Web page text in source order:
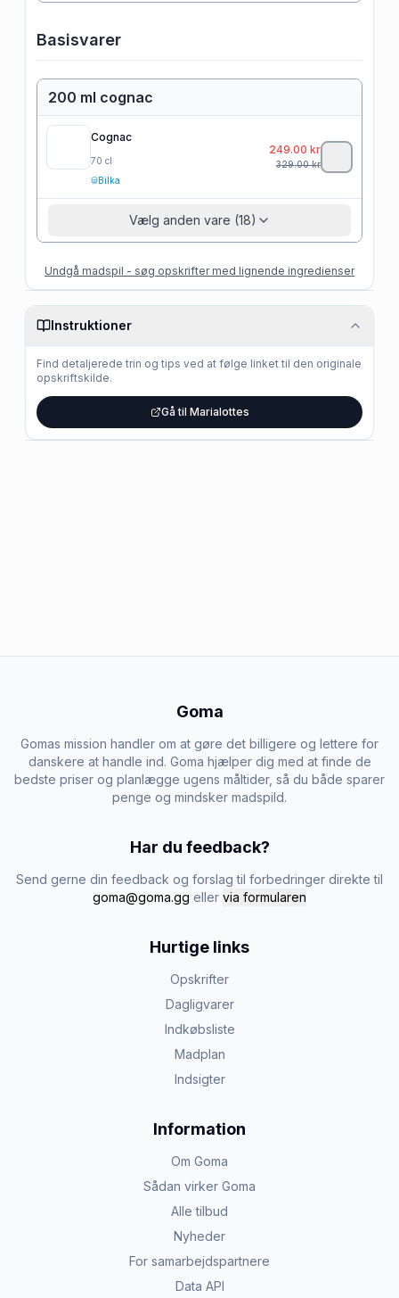
Basisvarer
200 ml cognac
Cognac
70 cl
Bilka
249.00 kr
329.00kr
Vælg anden vare (18)
Undgå madspil - søg opskrifter med lignende ingredienser
Instruktioner
Find detaljerede trin og tips ved at følge linket til den originale
opskriftskilde.
Gå til Marialottes
Goma
Gomas mission handler om at gøre det billigere og lettere for
danskere at handle ind. Goma hjælper dig med at finde de
bedste priser og planlægge ugens måltider, så du både sparer
penge og mindsker madspild.
Har du feedback?
Send gerne din feedback og forslag til forbedringer direkte til
goma@goma.gg eller via formularen
Hurtige links
Opskrifter
Dagligvarer
Indkøbsliste
Madplan
Indsigter
Information
Om Goma
Sådan virker Goma
Alle tilbud
Nyheder
For samarbejdspartnere
Data API